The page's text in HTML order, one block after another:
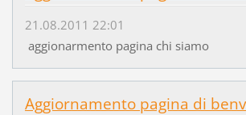
21.08.2011 22:01
aggionarmento pagina chi siamo
Aggiornamento pagina di